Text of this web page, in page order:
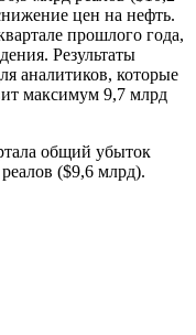
цен на нефть.
прошлого года,
Результаты
аналитиков, которые
максимум 9,7 млрд
общий убыток
($9,6 млрд).